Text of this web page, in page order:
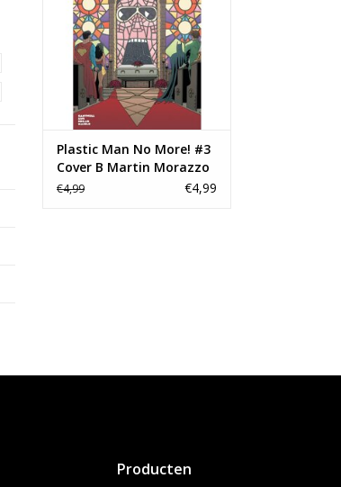
Plastic Man No More! #3
Cover B Martin Morazzo
Variant
€4,99 €4,99
Producten